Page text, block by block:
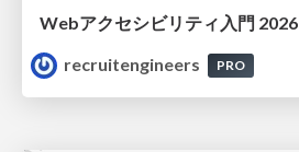
Webアクセシビリティ入門 2026
recruitengineers
PRO